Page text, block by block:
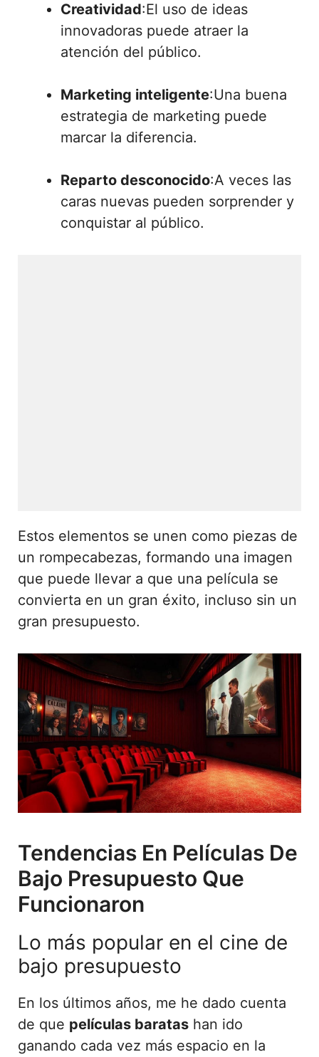
Creatividad:El uso de ideas
innovadoras puede atraer la
atención del público.
Marketing inteligente:Una buena
estrategia de marketing puede
marcar la diferencia.
Reparto desconocido:A veces las
caras nuevas pueden sorprender y
conquistar al público.
Estos elementos se unen como piezas de
un rompecabezas, formando una imagen
que puede llevar a que una película se
convierta en un gran éxito, incluso sin un
gran presupuesto.
Tendencias En Películas De
Bajo Presupuesto Que
Funcionaron
Lo más popular en el cine de
bajo presupuesto
En los últimos años, me he dado cuenta
de que películas baratas han ido
ganando cada vez más espacio en la